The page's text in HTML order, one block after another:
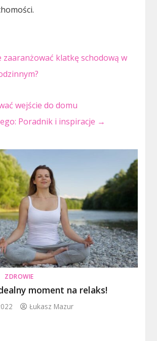
zaaranżować klatkę schodową w
wejście do domu
Poradnik i inspiracje →
ZDROWIE
moment na relaks!
Łukasz Mazur